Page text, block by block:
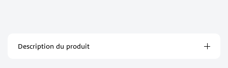
Description du produit